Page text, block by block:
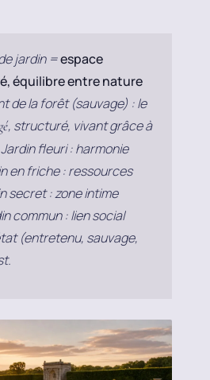
jardin =espace
équilibre entre nature
de la forêt (sauvage) : le
, structuré, vivant grâce à
fleuri : harmonie
en friche : ressources
secret : zone intime
commun : lien social
(entretenu, sauvage,